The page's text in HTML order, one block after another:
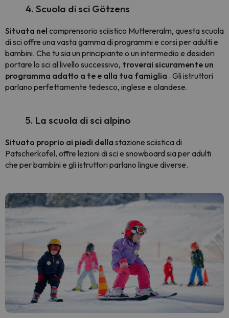
4. Scuola di sci Götzens
Situata nel comprensorio sciistico Muttereralm, questa scuola
di sci offre una vasta gamma di programmi e corsi per adulti e
bambini. Che tu sia un principiante o un intermedio e desideri
portare lo sci al livello successivo, troverai sicuramente un
programma adatto a te e alla tua famiglia . Gli istruttori
parlano perfettamente tedesco, inglese e olandese.
5. La scuola di sci alpino
Situato proprio ai piedi della stazione sciistica di
Patscherkofel, offre lezioni di sci e snowboard sia per adulti
che per bambini e gli istruttori parlano lingue diverse.